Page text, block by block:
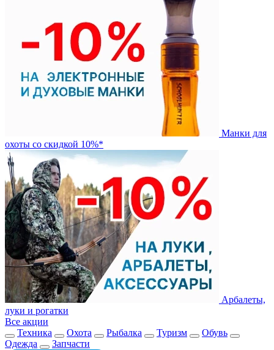
Манки для
охоты со скидкой 10%*
Арбалеты,
луки и рогатки
Все акции
Техника
Охота Рыбалка Туризм
Обувь
Одежда
Запчасти